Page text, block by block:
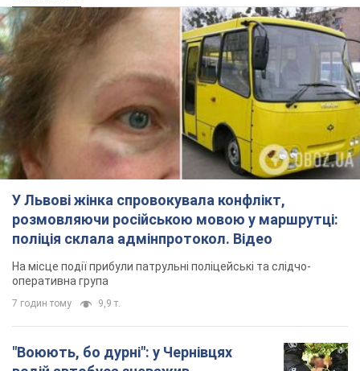
У Львові жінка спровокувала конфлікт,
розмовляючи російською мовою у маршрутці:
поліція склала адмінпротокол. Відео
На місце події прибули патрульні поліцейські та слідчо-
оперативна група
9,9 т.
"Воюють, бо дурні": у Чернівцях
водій автобуса зневажив
українських військових і поплатився.
Відео
та образ військових
"Не слідкує за сексуальністю": у
Києві консультант салону краси